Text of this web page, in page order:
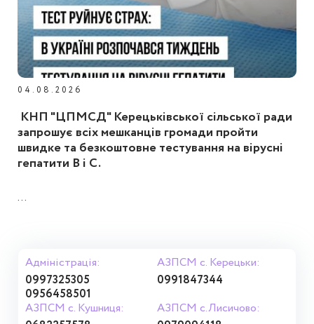
04.08.2026
КНП "ЦПМСД" Керецьківської сільської ради
запрошує всіх мешканців громади пройти
швидке та безкоштовне тестування на вірусні
гепатити B і C.
...
Адміністрація:
0997325305
0956458501
АЗПСМ с. Керецьки:
0991847344
АЗПСМ с. Кушниця:
АЗПСМ с.Лисичово: